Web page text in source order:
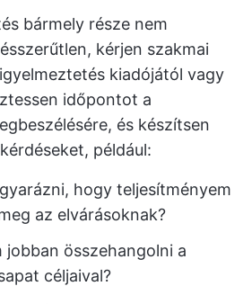
bármely része nem
kérjen szakmai
kiadójától vagy
időpontot a
és készítsen
például:
hogy teljesítményem
az elvárásoknak?
jobban összehangolni a
céljaival?